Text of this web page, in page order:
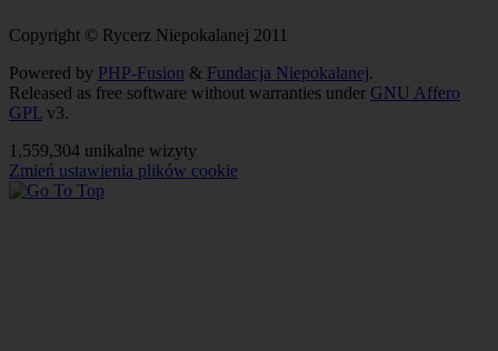
Copyright © Rycerz Niepokalanej 2011
Powered by PHP-Fusion & Fundacja Niepokalanej.
Released as free software without warranties under GNU Affero
GPL v3.
1,559,304 unikalne wizyty
Zmień ustawienia plików cookie